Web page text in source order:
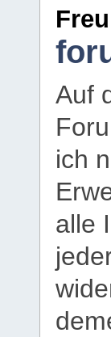
Auf
ich
alle